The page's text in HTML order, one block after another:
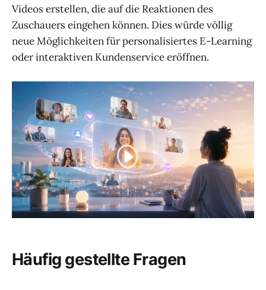
Videos erstellen, die auf die Reaktionen des
Zuschauers eingehen können. Dies würde völlig
neue Möglichkeiten für personalisiertes E-Learning
oder interaktiven Kundenservice eröffnen.
Häufig gestellte Fragen